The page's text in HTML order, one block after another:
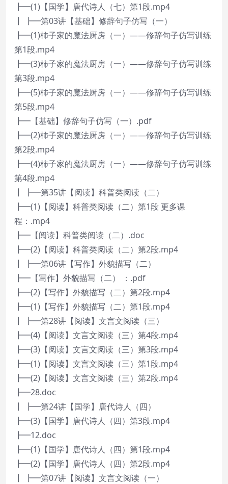
┣━(1)【国学】唐代诗人（七）第1段.mp4
┃ ┣━第03讲【基础】修辞句子仿写（一）
┣━(1)柿子家的魔法厨房（一）——修辞句子仿写训练
第1段.mp4
┣━(3)柿子家的魔法厨房（一）——修辞句子仿写训练
第3段.mp4
┣━(5)柿子家的魔法厨房（一）——修辞句子仿写训练
第5段.mp4
┣━【基础】修辞句子仿写（一）.pdf
┣━(2)柿子家的魔法厨房（一）——修辞句子仿写训练
第2段.mp4
┣━(4)柿子家的魔法厨房（一）——修辞句子仿写训练
第4段.mp4
┃ ┣━第35讲【阅读】科普类阅读（二）
┣━(1)【阅读】科普类阅读（二）第1段 更多课
程：.mp4
┣━【阅读】科普类阅读（二）.doc
┣━(2)【阅读】科普类阅读（二）第2段.mp4
┃ ┣━第06讲【写作】外貌描写（二）
┣━【写作】外貌描写（二） ：.pdf
┣━(2)【写作】外貌描写（二）第2段.mp4
┣━(1)【写作】外貌描写（二）第1段.mp4
┃ ┣━第28讲【阅读】文言文阅读（三）
┣━(4)【阅读】文言文阅读（三）第4段.mp4
┣━(3)【阅读】文言文阅读（三）第3段.mp4
┣━(1)【阅读】文言文阅读（三）第1段.mp4
┣━(2)【阅读】文言文阅读（三）第2段.mp4
┣━28.doc
┃ ┣━第24讲【国学】唐代诗人（四）
┣━(3)【国学】唐代诗人（四）第3段.mp4
┣━12.doc
┣━(1)【国学】唐代诗人（四）第1段.mp4
┣━(2)【国学】唐代诗人（四）第2段.mp4
┃ ┣━第07讲【阅读】文言文阅读（一）